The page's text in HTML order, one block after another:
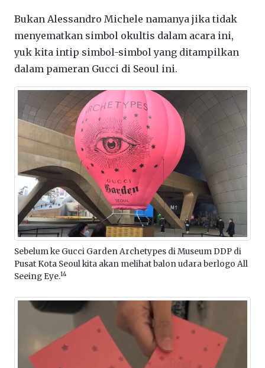
Bukan Alessandro Michele namanya jika tidak
menyematkan simbol okultis dalam acara ini,
yuk kita intip simbol-simbol yang ditampilkan
dalam pameran Gucci di Seoul ini.
Sebelum ke Gucci Garden Archetypes di Museum DDP di
Pusat Kota Seoul kita akan melihat balon udara berlogo All
Seeing Eye.14